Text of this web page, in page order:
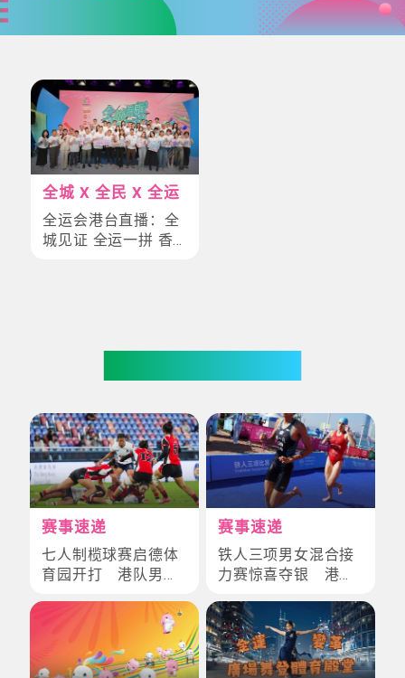
全城 X 全民 X 全运
全运会港台直播：全
城见证 全运一拼 香
赛事速递
七人制榄球赛启德体
育园开打 港队男子
赛事速递
铁人三项男女混合接
力赛惊喜夺银 港队